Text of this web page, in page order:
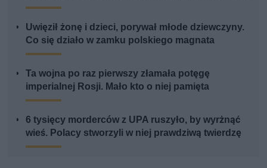
Uwięził żonę i dzieci, porywał młode dziewczyny.
Co się działo w zamku polskiego magnata
Ta wojna po raz pierwszy złamała potęgę
imperialnej Rosji. Mało kto o niej pamięta
6 tysięcy morderców z UPA ruszyło, by wyrżnąć
wieś. Polacy stworzyli w niej prawdziwą twierdzę